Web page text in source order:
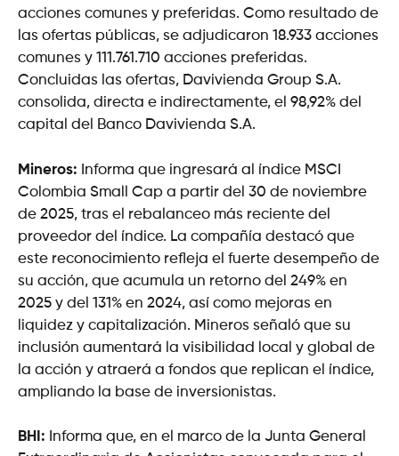
acciones comunes y preferidas. Como resultado de
las ofertas públicas, se adjudicaron 18.933 acciones
comunes y 111.761.710 acciones preferidas.
Concluidas las ofertas, Davivienda Group S.A.
consolida, directa e indirectamente, el 98,92% del
capital del Banco Davivienda S.A.
Mineros: Informa que ingresará al índice MSCI
Colombia Small Cap a partir del 30 de noviembre
de 2025, tras el rebalanceo más reciente del
proveedor del índice. La compañía destacó que
este reconocimiento refleja el fuerte desempeño de
su acción, que acumula un retorno del 249% en
2025 y del 131% en 2024, así como mejoras en
liquidez y capitalización. Mineros señaló que su
inclusión aumentará la visibilidad local y global de
la acción y atraerá a fondos que replican el índice,
ampliando la base de inversionistas.
BHI: Informa que, en el marco de la Junta General